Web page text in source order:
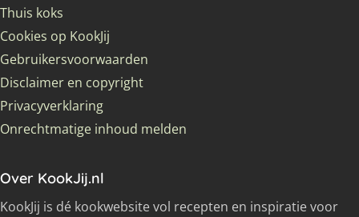
Thuis koks
Cookies op KookJij
Gebruikersvoorwaarden
Disclaimer en copyright
Privacyverklaring
Onrechtmatige inhoud melden
Over KookJij.nl
KookJij is dé kookwebsite vol recepten en inspiratie voor